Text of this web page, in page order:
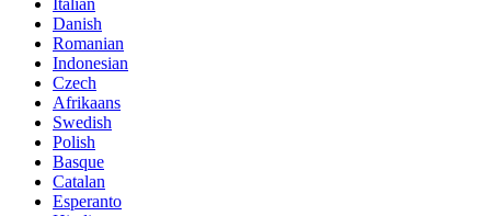
Italian
Danish
Romanian
Indonesian
Czech
Afrikaans
Swedish
Polish
Basque
Catalan
Esperanto